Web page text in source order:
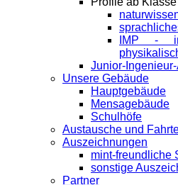
IMP -
Junior-
Unsere Gebäude
Hauptgebäude
Mensagebäude
Schulhöfe
Austausche und
Auszeichnungen
mint-freundliche
sonstige
Partner